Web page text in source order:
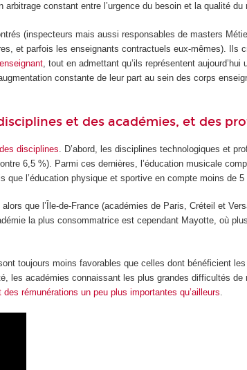
constant entre l’urgence du besoin et la qualité du
(inspecteurs mais aussi responsables de masters
et parfois les enseignants contractuels eux-mêmes). Ils
, tout en admettant qu’ils représentent
constante de leur part au sein des corps
et des académies, et des
disciplines . D’abord, les disciplines technologiques et
6,5 %). Parmi ces dernières, l’éducation musicale
l’éducation physique et sportive en compte moins de 5
alors que l’Île-de-France (académies de Paris, Créteil et
la plus consommatrice est cependant Mayotte, où
toujours moins favorables que celles dont bénéficient
les académies connaissant les plus grandes difficultés de
rémunérations un peu plus importantes qu’ailleurs